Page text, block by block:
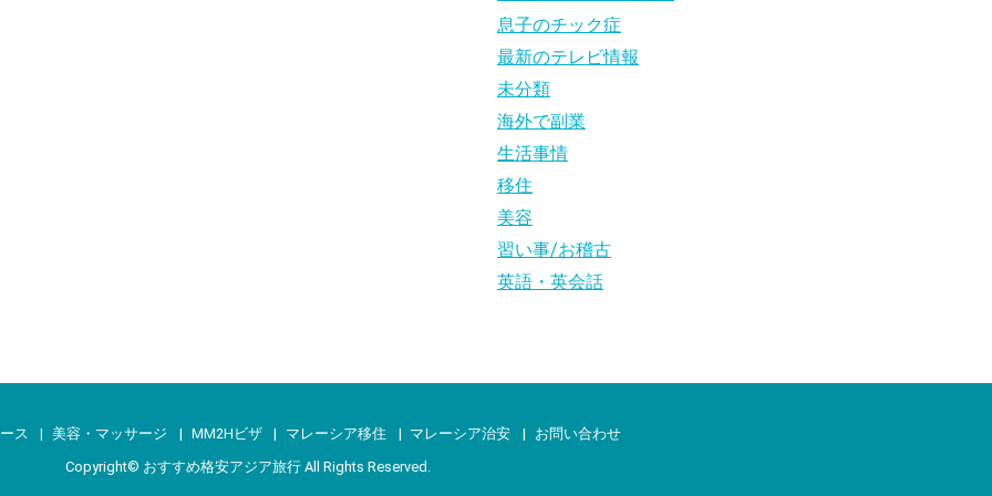
息子のチック症
最新のテレビ情報
未分類
海外で副業
生活事情
移住
美容
習い事/お稽古
英語・英会話
ス 美容・マッサージ MM2Hビザ マレーシア移住 マレーシア治安
お問い合わせ
Copyright© おすすめ格安アジア旅行 All Rights Reserved.